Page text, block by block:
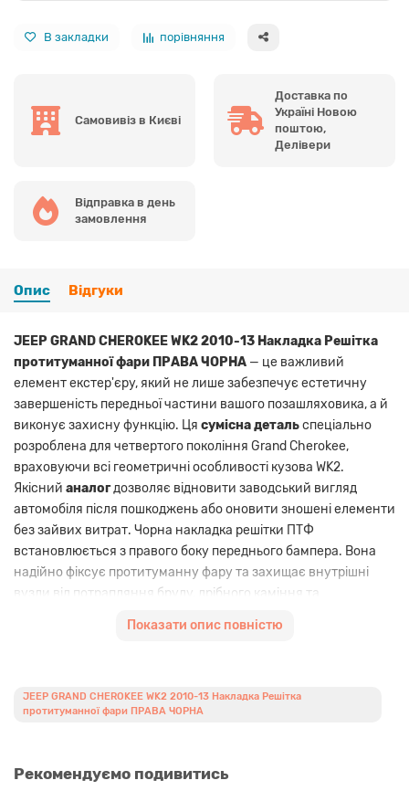
В закладки порівняння
Самовивіз в Києві
Доставка по
Україні Новою
поштою,
Делівери
Відправка в день
замовлення
Опис Відгуки
JEEP GRAND CHEROKEE WK2 2010-13 Накладка Решітка
протитуманної фари ПРАВА ЧОРНА — це важливий
елемент екстер'єру, який не лише забезпечує естетичну
завершеність передньої частини вашого позашляховика, а й
виконує захисну функцію. Ця сумісна детальспеціально
розроблена для четвертого покоління Grand Cherokee,
враховуючи всі геометричні особливості кузова WK2.
Якісний аналогдозволяє відновити заводський вигляд
автомобіля після пошкоджень або оновити зношені елементи
без зайвих витрат. Чорна накладка решітки ПТФ
встановлюється з правого боку переднього бампера. Вона
надійно фіксує протитуманну фару та захищає внутрішні
вузли від потрапляння бруду, дрібного каміння та
Завдяки точній відповідності параметрам, монтаж деталі
проводиться у штатні місця без потреби у додатковій підгонці
Показати опис повністю
JEEP GRAND CHEROKEE WK2 2010-13 Накладка Решітка
протитуманної фари ПРАВА ЧОРНА
Рекомендуємо подивитись